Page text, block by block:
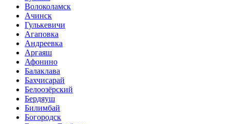
Волоколамск
Ачинск
Гулькевичи
Агаповка
Андреевка
Аргаяш
Афонино
Балаклава
Бахчисарай
Белоозёрский
Бердяуш
Билимбай
Богородск